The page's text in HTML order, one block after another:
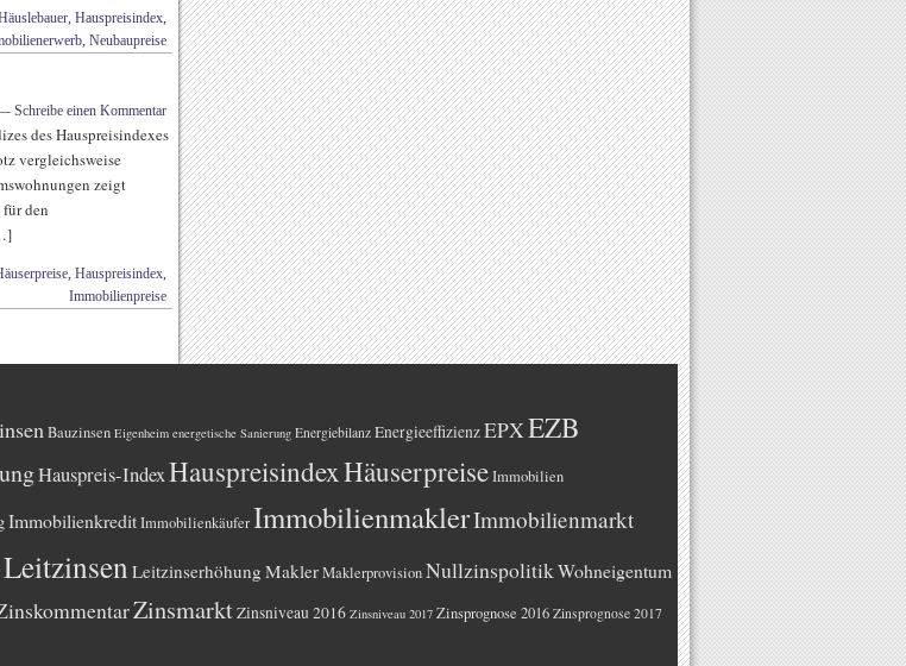
, Hauspreisindex,
, Neubaupreise
Schreibe einen Kommentar
des Hauspreisindexes
vergleichsweise
zeigt
den
, Hauspreisindex,
Immobilienpreise
Bauzinsen Eigenheim energetische Sanierung Energiebilanz EnergieeffizienzEPXEZB
Hauspreis-IndexHauspreisindexHäuserpreiseImmobilien
ImmobilienkreditImmobilienkäuferImmobilienmaklerImmobilienmarkt
Leitzinsen Leitzinserhöhung MaklerMaklerprovisionNullzinspolitikWohneigentum
ZinsmarktZinsniveau 2016 Zinsniveau 2017 Zinsprognose 2016 Zinsprognose 2017